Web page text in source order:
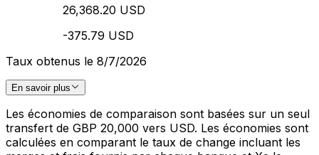
26,368.20 USD
-375.79 USD
Taux obtenus le 8/7/2026
En savoir plus
Les économies de comparaison sont basées sur un seul
transfert de GBP 20,000 vers USD. Les économies sont
calculées en comparant le taux de change incluant les